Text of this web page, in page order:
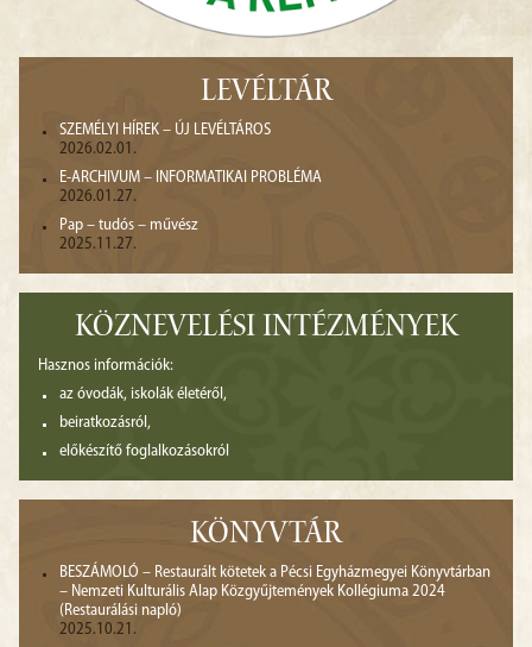
LEVÉLTÁR
SZEMÉLYI HÍREK – ÚJ LEVÉLTÁROS
2026.02.01.
E-ARCHIVUM – INFORMATIKAI PROBLÉMA
2026.01.27.
Pap – tudós – művész
2025.11.27.
KÖZNEVELÉSI INTÉZMÉNYEK
Hasznos információk:
az óvodák, iskolák életéről,
beiratkozásról,
előkészítő foglalkozásokról
KÖNYVTÁR
BESZÁMOLÓ – Restaurált kötetek a Pécsi Egyházmegyei Könyvtárban
– Nemzeti Kulturális Alap Közgyűjtemények Kollégiuma 2024
(Restaurálási napló)
2025.10.21.